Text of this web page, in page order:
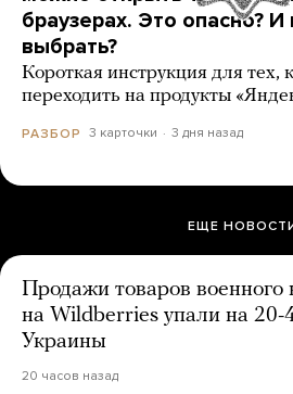
браузерах. Это опасно? И
выбрать?
Короткая инструкция для тех,
переходить на продукты
РАЗБОР 3 карточки 3 дня назад
ЕЩЕ
Продажи товаров военного
на Wildberries упали на 20-
Украины
20 часов назад